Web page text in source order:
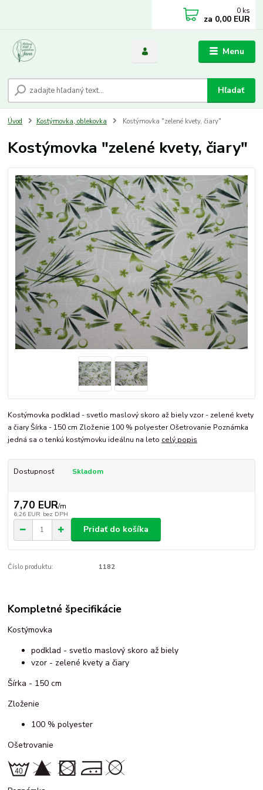
Menu
Hľadať
0 ks
za 0,00 EUR
Úvod Kostýmovka, oblekovka Kostýmovka "zelené kvety, čiary"
Kostýmovka "zelené kvety, čiary"
Kostýmovka podklad - svetlo maslový skoro až biely vzor - zelené kvety
a čiary Šírka - 150 cm Zloženie 100 % polyester Ošetrovanie Poznámka
jedná sa o tenkú kostýmovku ideálnu na leto celý popis
Dostupnosť Skladom
7,70 EUR/m
6,26 EUR bez DPH
Pridať do košíka
Číslo produktu: 1182
Kompletné špecifikácie
Kostýmovka
podklad - svetlo maslový skoro až biely
vzor - zelené kvety a čiary
Šírka - 150 cm
Zloženie
100 % polyester
Ošetrovanie